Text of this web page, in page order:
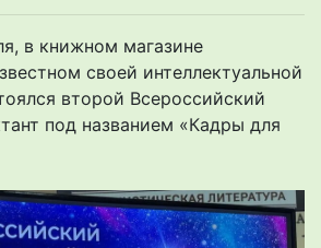
в книжном магазине
своей интеллектуальной
второй Всероссийский
под названием «Кадры для